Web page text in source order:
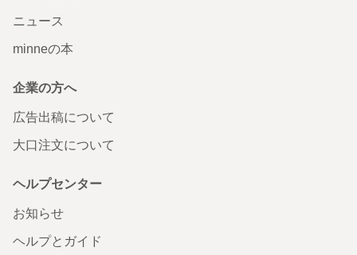
ニュース
minneの本
企業の方へ
広告出稿について
大口注文について
ヘルプセンター
お知らせ
ヘルプとガイド